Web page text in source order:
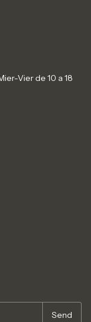
Vier de 10 a 18